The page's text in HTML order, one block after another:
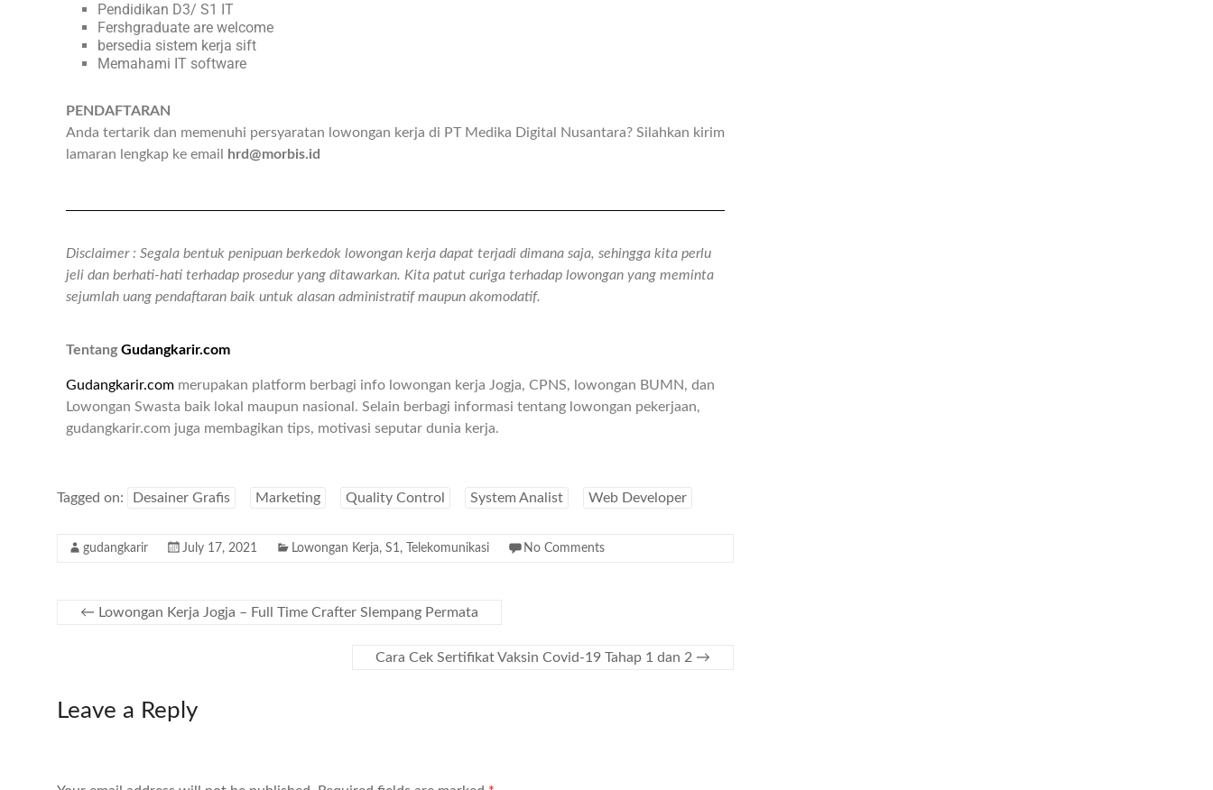
Pendidikan D3/ S1 IT
Fershgraduate are welcome
bersedia sistem kerja sift
Memahami IT software
PENDAFTARAN
Anda tertarik dan memenuhi persyaratan lowongan kerja di PT Medika Digital Nusantara? Silahkan kirim
lamaran lengkap ke email
hrd@morbis.id
Disclaimer : Segala bentuk penipuan berkedok lowongan kerja dapat terjadi dimana saja, sehingga kita perlu
jeli dan berhati-hati terhadap prosedur yang ditawarkan. Kita patut curiga terhadap lowongan yang meminta
sejumlah uang pendaftaran baik untuk alasan administratif maupun akomodatif.
Tentang Gudangkarir.com
Gudangkarir.com merupakan platform berbagi info lowongan kerja Jogja, CPNS, lowongan BUMN, dan
Lowongan Swasta baik lokal maupun nasional. Selain berbagi informasi tentang lowongan pekerjaan,
gudangkarir.com juga membagikan tips, motivasi seputar dunia kerja.
Tagged on: Desainer Grafis Marketing Quality Control System Analist Web Developer
gudangkarir July 17, 2021 Lowongan Kerja, S1, Telekomunikasi No Comments
← Lowongan Kerja Jogja – Full Time Crafter Slempang Permata
Cara Cek Sertifikat Vaksin Covid-19 Tahap 1 dan 2 →
Leave a Reply